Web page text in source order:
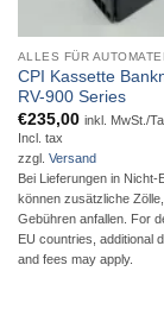
ALLES FÜR
CPI Kassette
RV-900 Series
€235,00 inkl. MwSt./
Incl. tax
zzgl. Versand
Bei Lieferungen in Nicht-
können zusätzliche
Gebühren anfallen. For
EU countries, additional
and fees may apply.